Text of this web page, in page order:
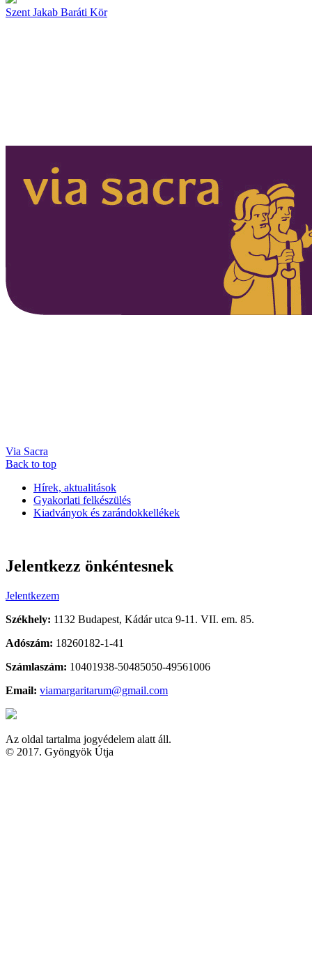
Szent Jakab Baráti Kör
Via Sacra
Back to top
Hírek, aktualitások
Gyakorlati felkészülés
Kiadványok és zarándokkellékek
Jelentkezz önkéntesnek
Jelentkezem
Székhely: 1132 Budapest, Kádár utca 9-11. VII. em. 85.
Adószám: 18260182-1-41
Számlaszám: 10401938-50485050-49561006
Email: viamargaritarum@gmail.com
Az oldal tartalma jogvédelem alatt áll.
© 2017. Gyöngyök Útja